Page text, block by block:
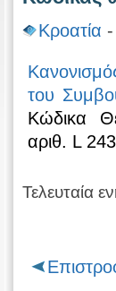
Κροατία -
του
Κώδικα
αριθ. L
Τελευταία